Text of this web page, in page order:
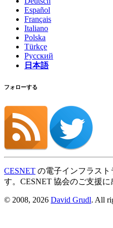
Español
Français
Italiano
Polska
Türkçe
Русский
日本語
フォローする
CESNET の電子インフラスト
す。CESNET 協会のご支援に
© 2008, 2026 David Grudl. All